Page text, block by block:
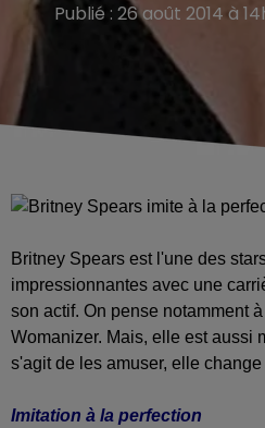
Publié : 26 août 2014 à
Britney Spears est l'une des
impressionnantes avec une
son actif. On pense notamment
Womanizer. Mais, elle est aussi
s'agit de les amuser, elle
Imitation à la perfection